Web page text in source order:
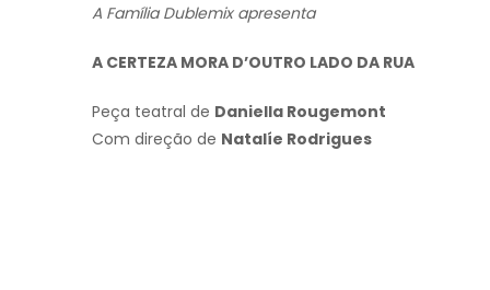
A Família Dublemix apresenta
A CERTEZA MORA D’OUTRO LADO DA RUA
Peça teatral de Daniella Rougemont
Com direção de Natalíe Rodrigues